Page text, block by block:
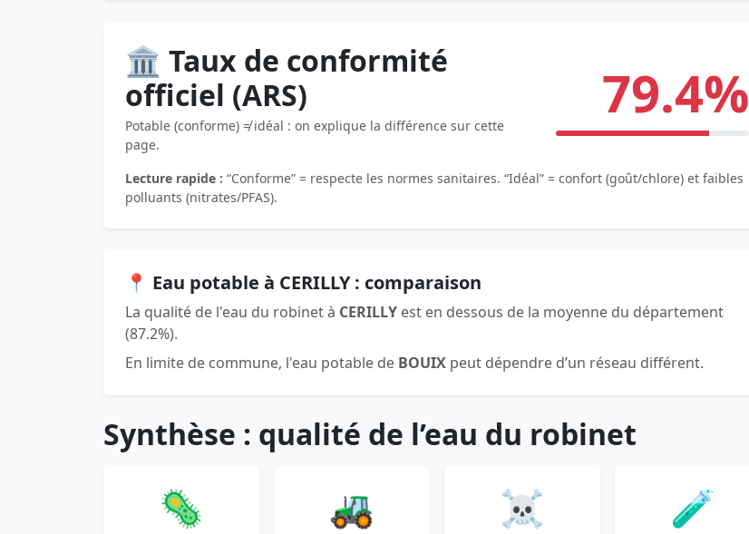
🏛️ Taux de conformité
officiel (ARS)
Potable (conforme) ≠ idéal : on explique la différence sur cette
page.
79.4%
Lecture rapide : “Conforme” = respecte les normes sanitaires. “Idéal” = confort (goût/chlore) et faibles
polluants (nitrates/PFAS).
📍 Eau potable à CERILLY : comparaison
La qualité de l'eau du robinet à CERILLY est en dessous de la moyenne du département
(87.2%).
En limite de commune, l'eau potable de BOUIX peut dépendre d’un réseau différent.
Synthèse : qualité de l’eau du robinet
🦠 🚜 ☠️ 🧪